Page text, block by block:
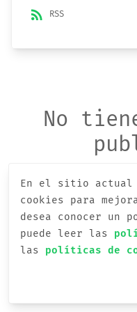
rss_feed RSS
No
En el sitio actual
cookies para
desea conocer un
puede leer las
las políticas de